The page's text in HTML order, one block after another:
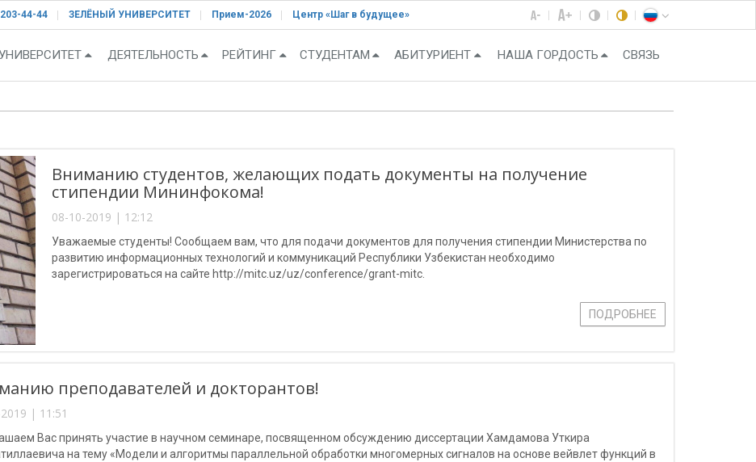
44-44 ЗЕЛЁНЫЙ УНИВЕРСИТЕТ Прием-2026 Центр «Шаг в будущее»
УНИВЕРСИТЕТ ДЕЯТЕЛЬНОСТЬ РЕЙТИНГ СТУДЕНТАМ АБИТУРИЕНТ НАША ГОРДОСТЬ СВЯЗЬ
Вниманию студентов, желающих подать документы на получение
стипендии Мининфокома!
08-10-2019 | 12:12
Уважаемые студенты! Сообщаем вам, что для подачи документов для получения стипендии Министерства по
развитию информационных технологий и коммуникаций Республики Узбекистан необходимо
зарегистрироваться на сайте http://mitc.uz/uz/conference/grant-mitc.
ПОДРОБНЕЕ
преподавателей и докторантов!
| 11:51
Вас принять участие в научном семинаре, посвященном обсуждению диссертации Хамдамова Уткира
на тему «Модели и алгоритмы параллельной обработки многомерных сигналов на основе вейвлет функций в